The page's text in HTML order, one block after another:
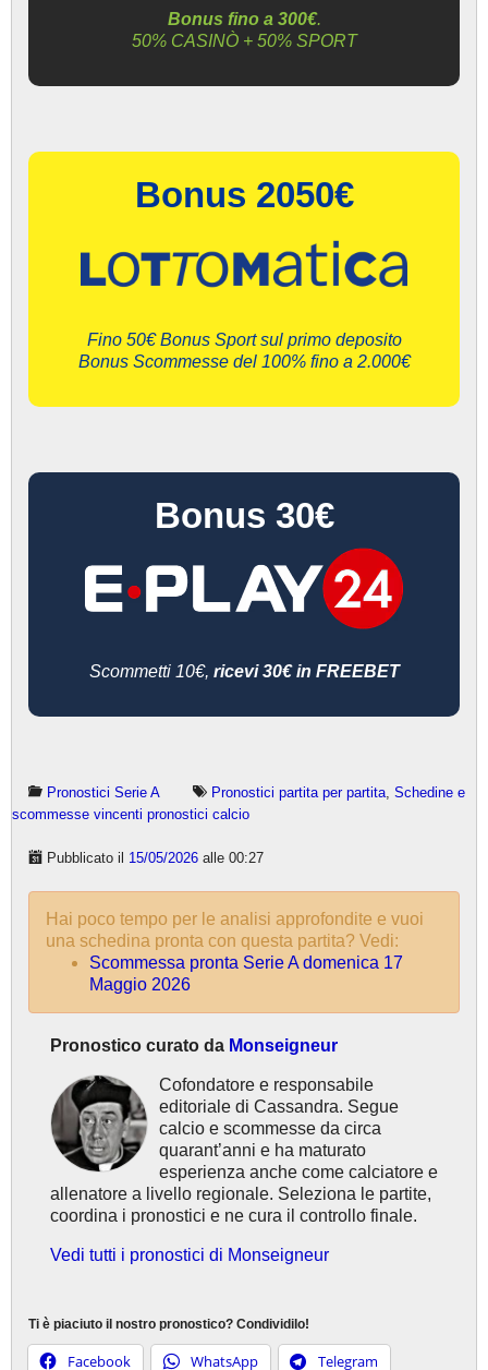
Bonus fino a 300€.
50% CASINÒ + 50% SPORT
Bonus 2050€
Fino 50€ Bonus Sport sul primo deposito
Bonus Scommesse del 100% fino a 2.000€
Bonus 30€
Scommetti 10€, ricevi 30€ in FREEBET
Pronostici Serie A Pronostici partita per partita Schedine e
scommesse vincenti pronostici calcio
Pubblicato il 15/05/2026 alle 00:27
Hai poco tempo per le analisi approfondite e vuoi
una schedina pronta con questa partita? Vedi:
Scommessa pronta Serie A domenica 17
Maggio 2026
Pronostico curato da Monseigneur
Cofondatore e responsabile
editoriale di Cassandra. Segue
calcio e scommesse da circa
quarant’anni e ha maturato
esperienza anche come calciatore e
allenatore a livello regionale. Seleziona le partite,
coordina i pronostici e ne cura il controllo finale.
Vedi tutti i pronostici di Monseigneur
Ti è piaciuto il nostro pronostico? Condividilo!
Facebook WhatsApp Telegram